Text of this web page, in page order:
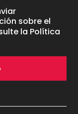
sobre el
la Política